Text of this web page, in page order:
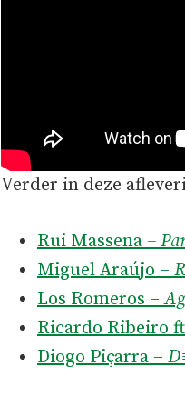
Verder in deze
Rui Massena –
Miguel Araújo –
Los Romeros –
Ricardo Ribeiro
Diogo Piçarra –